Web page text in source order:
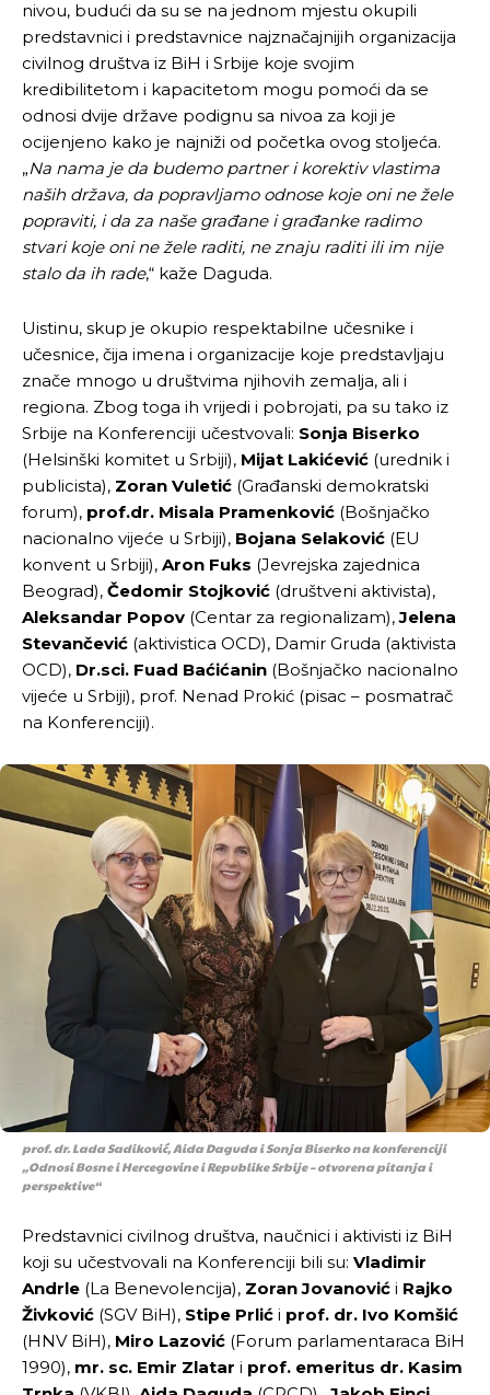
nivou, budući da su se na jednom mjestu okupili
predstavnici i predstavnice najznačajnijih organizacija
civilnog društva iz BiH i Srbije koje svojim
kredibilitetom i kapacitetom mogu pomoći da se
odnosi dvije države podignu sa nivoa za koji je
ocijenjeno kako je najniži od početka ovog stoljeća.
„Na nama je da budemo partner i korektiv vlastima
naših država, da popravljamo odnose koje oni ne žele
popraviti, i da za naše građane i građanke radimo
stvari koje oni ne žele raditi, ne znaju raditi ili im nije
stalo da ih rade,“ kaže Daguda.
Uistinu, skup je okupio respektabilne učesnike i
učesnice, čija imena i organizacije koje predstavljaju
znače mnogo u društvima njihovih zemalja, ali i
regiona. Zbog toga ih vrijedi i pobrojati, pa su tako iz
Srbije na Konferenciji učestvovali: Sonja Biserko
(Helsinški komitet u Srbiji), Mijat Lakićević (urednik i
publicista), Zoran Vuletić (Građanski demokratski
forum), prof.dr. Misala Pramenković (Bošnjačko
nacionalno vijeće u Srbiji), Bojana Selaković (EU
konvent u Srbiji), Aron Fuks (Jevrejska zajednica
Beograd), Čedomir Stojković (društveni aktivista),
Aleksandar Popov (Centar za regionalizam),Jelena
Stevančević (aktivistica OCD), Damir Gruda (aktivista
OCD), Dr.sci. Fuad Baćićanin (Bošnjačko nacionalno
vijeće u Srbiji), prof. Nenad Prokić (pisac – posmatrač
na Konferenciji).
prof. dr. Lada Sadiković, Aida Daguda i Sonja Biserko na konferenciji
„Odnosi Bosne i Hercegovine i Republike Srbije – otvorena pitanja i
perspektive“
Predstavnici civilnog društva, naučnici i aktivisti iz BiH
koji su učestvovali na Konferenciji bili su: Vladimir
Andrle (La Benevolencija), Zoran Jovanović i Rajko
Živković (SGV BiH), Stipe Prlić i prof. dr. Ivo Komšić
(HNV BiH), Miro Lazović (Forum parlamentaraca BiH
1990), mr. sc. Emir Zlatar i prof. emeritus dr. Kasim